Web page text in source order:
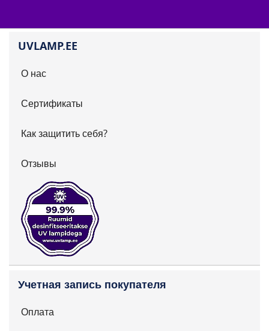
UVLAMP.EE
О нас
Сертификаты
Как защитить себя?
Отзывы
Учетная запись покупателя
Оплата